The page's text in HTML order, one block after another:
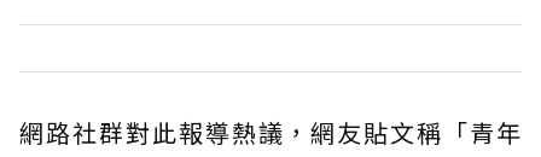
網路社群對此報導熱議，網友貼文稱「青年